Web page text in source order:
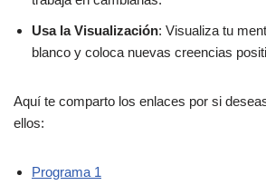
Usa la Visualización: Visualiza tu
blanco y coloca nuevas creencias
Aquí te comparto los enlaces por si
ellos:
Programa 1